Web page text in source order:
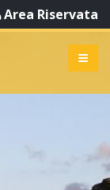
Area Riservata